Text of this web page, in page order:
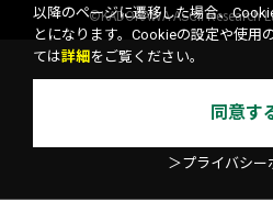
©KADOKAWA ASCII Research
以降のページに遷移した場合、
とになります。Cookieの設定や使用
ては詳細 をご覧ください。
同意す
＞プライバシー